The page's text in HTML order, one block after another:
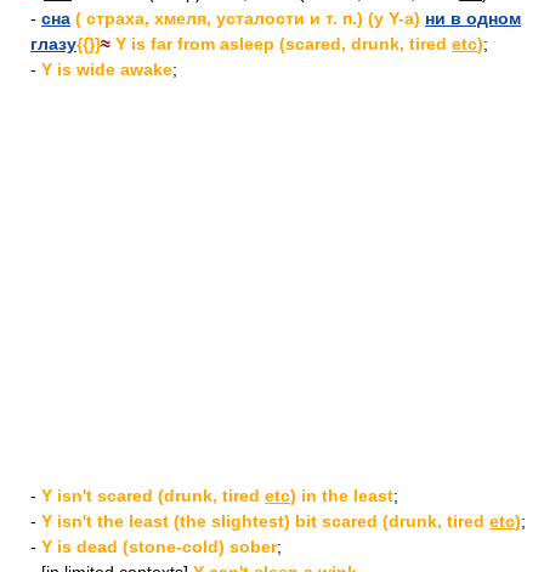
- сна ( страха, хмеля, усталости и т. п.) (у Y-a) ни в одном
глазу{{}}≈ Y is far from asleep (scared, drunk, tired etc);
- Y is wide awake;
- Y isn't scared (drunk, tired etc) in the least;
- Y isn't the least (the slightest) bit scared (drunk, tired etc);
- Y is dead (stone-cold) sober;